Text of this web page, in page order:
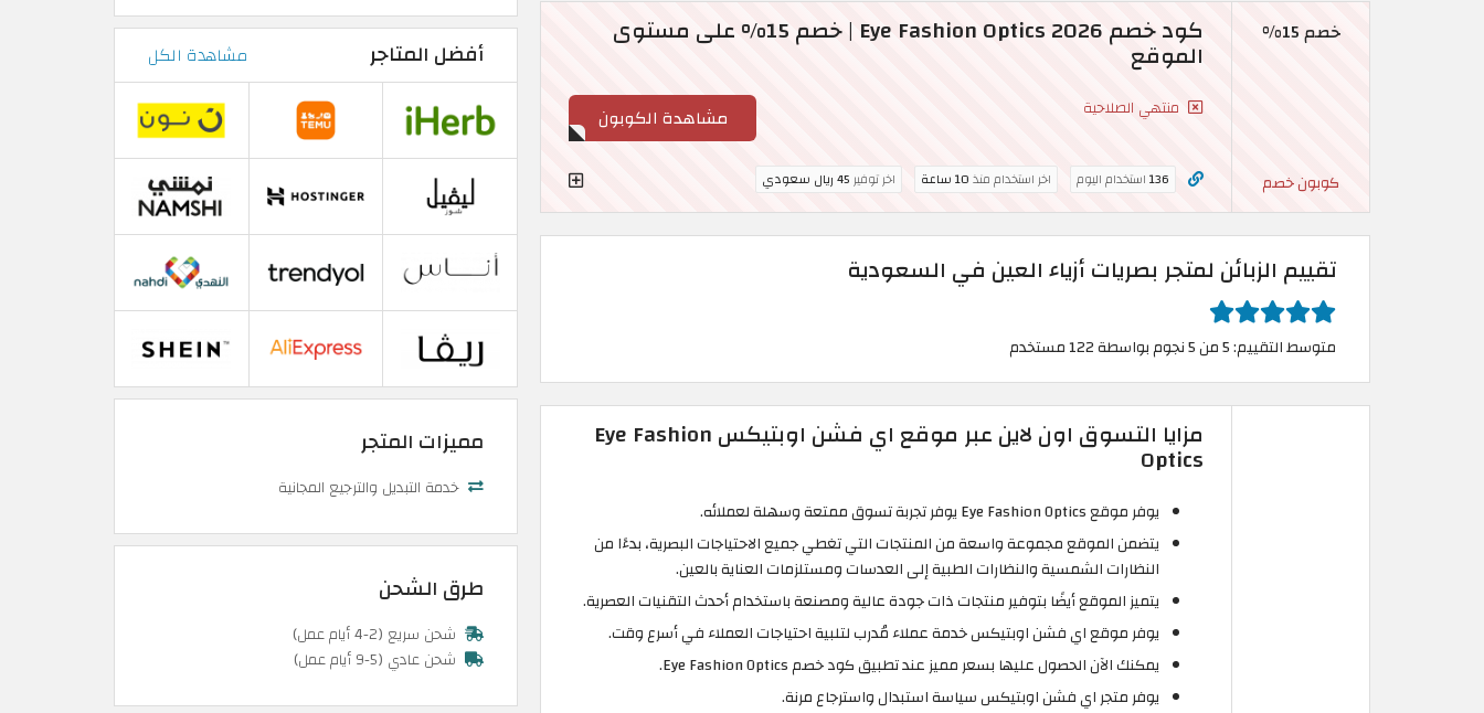
خصم 15%
كوبون خصم
كود خصم Eye Fashion Optics 2026 | خصم 15% على مستوى
الموقع
منتهي الصلاحية مشاهدة الكوبون
136استخدام اليوم اخر استخدام منذ10 ساعة اخر توفير45 ريال سعودي
تقييم الزبائن لمتجر بصريات أزياء العين في السعودية
متوسط التقييم: 5 من 5 نجوم بواسطة 122 مستخدم
مزايا التسوق اون لاين عبر موقع اي فشن اوبتيكس Eye Fashion
Optics
يوفر موقع Eye Fashion Optics يوفر تجربة تسوق ممتعة وسهلة لعملائه.
يتضمن الموقع مجموعة واسعة من المنتجات التي تغطي جميع الاحتياجات البصرية، بدءًا من
النظارات الشمسية والنظارات الطبية إلى العدسات ومستلزمات العناية بالعين.
يتميز الموقع أيضًا بتوفير منتجات ذات جودة عالية ومصنعة باستخدام أحدث التقنيات العصرية.
يوفر موقع اي فشن اوبتيكس خدمة عملاء مُدرب لتلبية احتياجات العملاء في أسرع وقت.
يمكنك الآن الحصول عليها بسعر مميز عند تطبيق كود خصم Eye Fashion Optics.
يوفر متجر اي فشن اوبتيكس سياسة استبدال واسترجاع مرنة.
أفضل المتاجر مشاهدة الكل
مميزات المتجر
خدمة التبديل والترجيع المجانية
طرق الشحن
شحن سريع (2-4 أيام عمل)
شحن عادي (5-9 أيام عمل)